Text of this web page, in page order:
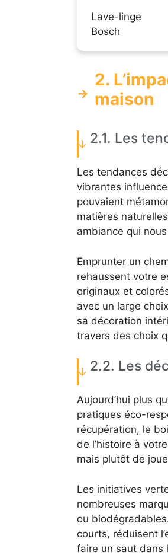
Lave-linge
Bosch
2.
maison
2.1. Les
Les tendances
vibrantes
pouvaient
matières
ambiance qui
Emprunter un
rehaussent votre
originaux et
avec un large
sa décoration
travers des choix
2.2. Les
Aujourd’hui plus
pratiques éco-
récupération, le
de l’histoire à
mais plutôt de
Les initiatives
nombreuses
ou
courts, réduisent
faire un saut dans